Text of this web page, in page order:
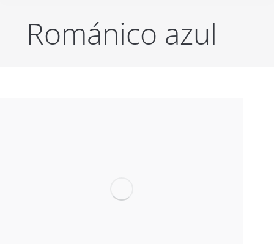
Románico azul